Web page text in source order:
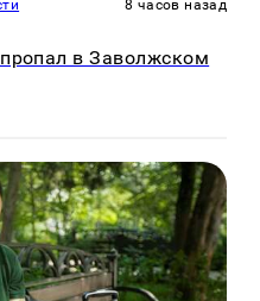
8 часов назад
в Заволжском